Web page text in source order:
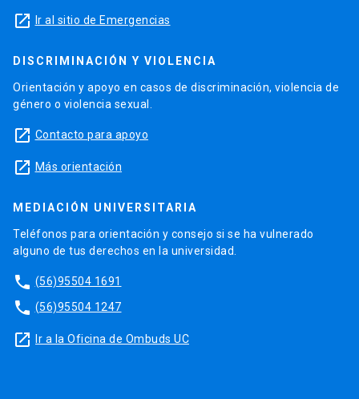
launch Ir al sitio de Emergencias
DISCRIMINACIÓN Y VIOLENCIA
Orientación y apoyo en casos de discriminación, violencia de
género o violencia sexual.
launch Contacto para apoyo
launch Más orientación
MEDIACIÓN UNIVERSITARIA
Teléfonos para orientación y consejo si se ha vulnerado
alguno de tus derechos en la universidad.
phone (56)95504 1691
phone (56)95504 1247
launch Ir a la Oficina de Ombuds UC